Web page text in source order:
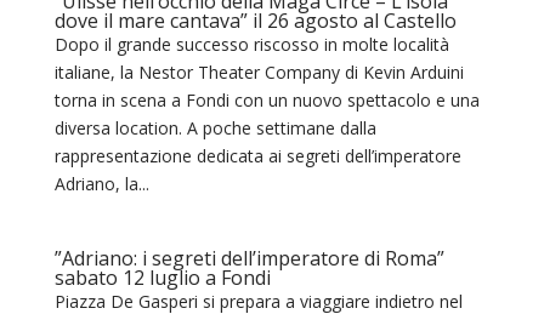
dove il mare cantava” il 26 agosto al Castello
Dopo il grande successo riscosso in molte località
italiane, la Nestor Theater Company di Kevin Arduini
torna in scena a Fondi con un nuovo spettacolo e una
diversa location. A poche settimane dalla
rappresentazione dedicata ai segreti dell’imperatore
Adriano, la...
”Adriano: i segreti dell’imperatore di Roma”
sabato 12 luglio a Fondi
Piazza De Gasperi si prepara a viaggiare indietro nel